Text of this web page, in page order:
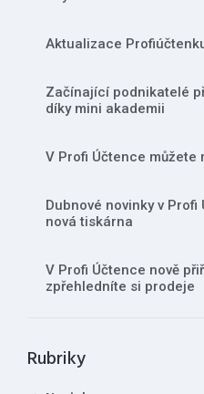
Aktualizace
Začínající podnikatelé
díky mini akademii
V Profi Účtence můžete
Dubnové novinky v
nová tiskárna
V Profi Účtence nově
zpřehledníte si prodeje
Rubriky